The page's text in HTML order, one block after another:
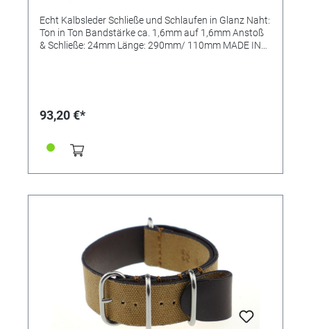
Echt Kalbsleder Schließe und Schlaufen in Glanz Naht:
Ton in Ton Bandstärke ca. 1,6mm auf 1,6mm Anstoß
& Schließe: 24mm Länge: 290mm/ 110mm MADE IN
93,20 €*